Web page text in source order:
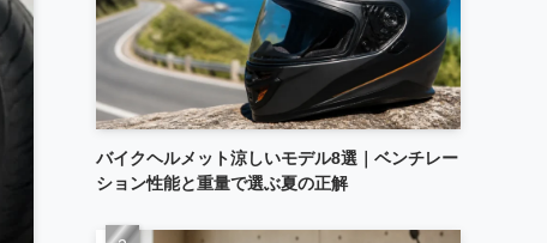
バイクヘルメット涼しいモデル8選｜ベンチレー
ション性能と重量で選ぶ夏の正解